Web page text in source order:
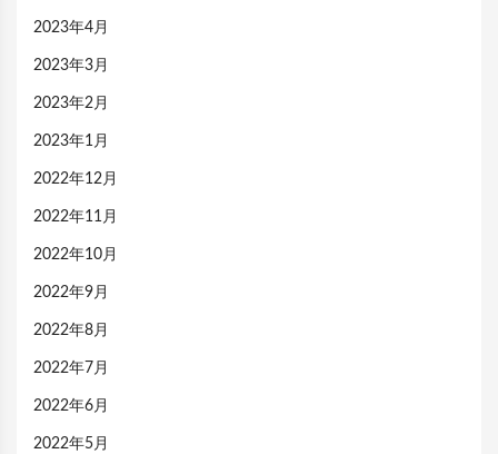
2023年4月
2023年3月
2023年2月
2023年1月
2022年12月
2022年11月
2022年10月
2022年9月
2022年8月
2022年7月
2022年6月
2022年5月